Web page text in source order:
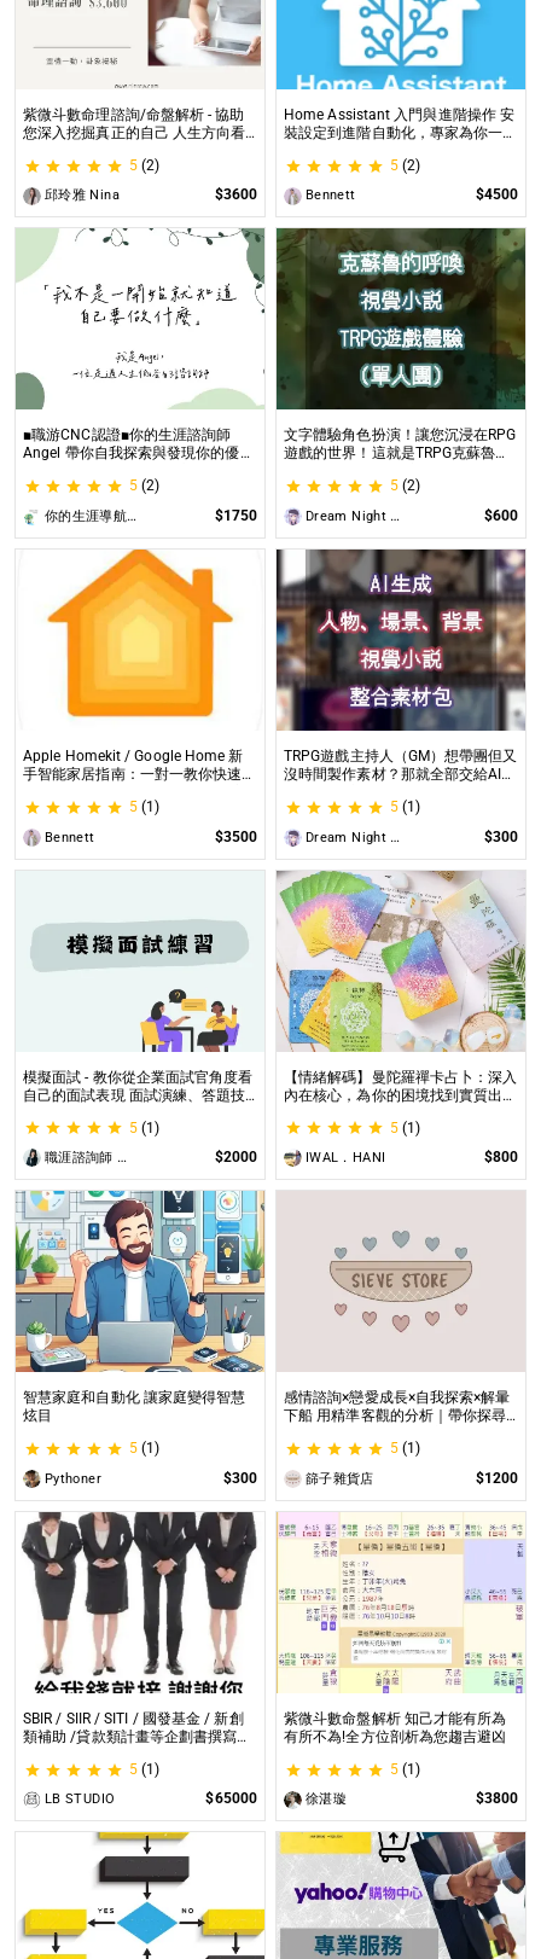
紫微斗數命理諮詢/命盤解析 - 協助
您深入挖掘真正的自己 人生方向看
璀璨一生
5 (2)
邱玲雅 Nina $3600
Home Assistant 入門與進階操作 安
裝設定到進階自動化，專家為你一對
5 (2)
Bennett $4500
■職游CNC認證■你的生涯諮詢師
Angel 帶你自我探索與發現你的優勢
生涯諮詢師 Angel 為你服務😊
5 (2)
你的生涯導航諮詢師Angel $1750
文字體驗角色扮演！讓您沉浸在RPG
遊戲的世界！這就是TRPG克蘇魯的
驗桌上型角色扮演遊戲（TRPG）的
玩家所開設的體驗項目。
5 (2)
Dream Night Butterfly $600
Apple Homekit / Google Home 新
手智能家居指南：一對一教你快速入
在線解答，輕鬆打造理想的智慧生活
5 (1)
Bennett $3500
TRPG遊戲主持人（GM）想帶團但又
沒時間製作素材？那就全部交給AI來
TRPG主持人（GM）們所開設的項
目，主要是為了讓主持人能少準備一
些東西。
5 (1)
Dream Night Butterfly $300
模擬面試 - 教你從企業面試官角度看
自己的面試表現 面試演練、答題技
5 (1)
職涯諮詢師 阿紫 $2000
【情緒解碼】曼陀羅禪卡占卜：深入
內在核心，為你的困境找到實質出口
情緒解析，打破人生卡關循環
5 (1)
IWAL．HANI $800
智慧家庭和自動化 讓家庭變得智慧
炫目
5 (1)
Pythoner $300
感情諮詢×戀愛成長×自我探索×解暈
下船 用精準客觀的分析｜帶你探尋
5 (1)
篩子雜貨店 $1200
SBIR / SIIR / SITI / 國發基金 / 新創
類補助 /貸款類計畫等企劃書撰寫
類補助 /貸款類計畫等企劃書撰寫
5 (1)
LB STUDIO $65000
紫微斗數命盤解析 知己才能有所為
有所不為!全方位剖析為您趨吉避凶
5 (1)
徐湛璇 $3800